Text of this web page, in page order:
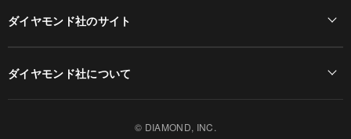
ダイヤモンド社のサイト
ダイヤモンド社について
© DIAMOND, INC.